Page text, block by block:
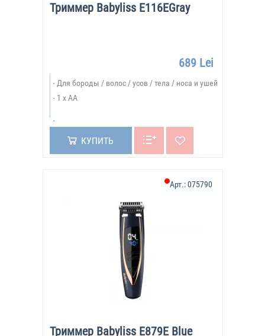
Триммер Babyliss E116EGray
689 Lei
Для бороды / волос / усов / тела / носа и ушей
1 x AA
КУПИТЬ
Триммер Babyliss E879E Blue
Арт.:075790